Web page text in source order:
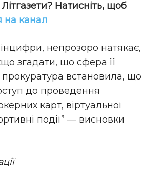
Натисніть, щоб
на канал
непрозоро натякає,
згадати, що сфера її
прокуратура встановила, що
до проведення
карт, віртуальної
події” — висновки